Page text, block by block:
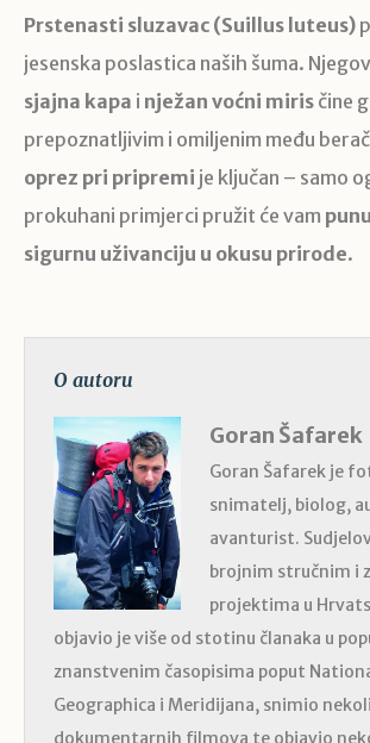
Prstenasti sluzavac (Suillus luteus)
jesenska poslastica naših šuma.
sjajna kapa i nježan voćni miris čine
prepoznatljivim i omiljenim među
oprez pri pripremi je ključan – samo
prokuhani primjerci pružit će vam
sigurnu uživanciju u okusu prirode.
O autoru
Goran Šafarek
Goran Šafarek je
snimatelj, biolog,
avanturist.
brojnim stručnim i
projektima u
objavio je više od stotinu članaka u
znanstvenim časopisima poput
Geographica i Meridijana, snimio
dokumentarnih filmova te objavio